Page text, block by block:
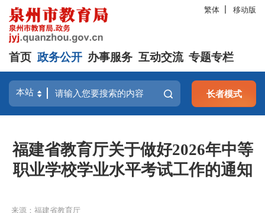
繁体 移动版
首页 政务公开 办事服务 互动交流 专题专栏
长者模式
福建省教育厅关于做好2026年中等
职业学校学业水平考试工作的通知
来源：福建省教育厅